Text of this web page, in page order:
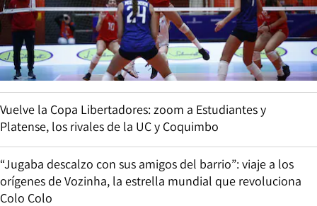
Vuelve la Copa Libertadores: zoom a Estudiantes y
Platense, los rivales de la UC y Coquimbo
“Jugaba descalzo con sus amigos del barrio”: viaje a los
orígenes de Vozinha, la estrella mundial que revoluciona
Colo Colo